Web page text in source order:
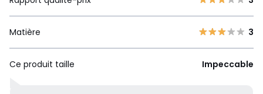
Matière 3
Ce produit taille Impeccable